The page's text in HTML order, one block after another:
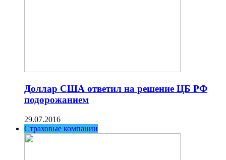
Доллар США ответил на решение ЦБ РФ
подорожанием
29.07.2016
Страховые компании